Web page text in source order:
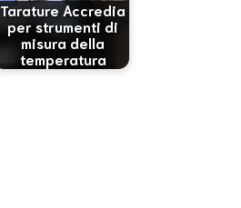
Tarature Accredia
per strumenti di
misura della
temperatura